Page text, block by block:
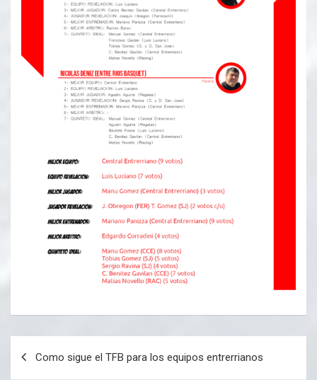
Como sigue el TFB para los equipos entrerrianos